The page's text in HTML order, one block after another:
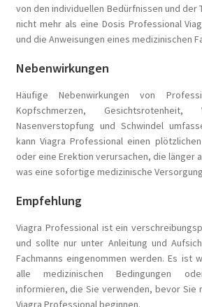
von den individuellen Bedürfnissen und der
nicht mehr als eine Dosis Professional
und die Anweisungen eines medizinischen
Nebenwirkungen
Häufige Nebenwirkungen von
Kopfschmerzen, Gesichtsrotenheit,
Nasenverstopfung und Schwindel
kann Viagra Professional einen
oder eine Erektion verursachen, die länger
was eine sofortige medizinische
Empfehlung
Viagra Professional ist ein
und sollte nur unter Anleitung und
Fachmanns eingenommen werden. Es ist
alle medizinischen Bedingungen
informieren, die Sie verwenden, bevor Sie
Viagra Professional beginnen.